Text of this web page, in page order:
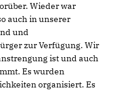
Wieder war
auch in unserer
und
zur Verfügung. Wir
ist und auch
Es wurden
organisiert. Es